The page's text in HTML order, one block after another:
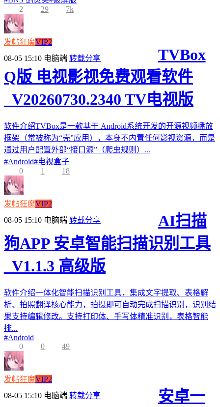
2
29 7k
发帖狂魔VIP2
08-05 15:10 电脑端 转载分享
TVBox
Q版 电视影视免费观看软件
_V20260730.2340 TV电视版
软件介绍TVBox是一款基于 Android系统开发的开源视频播放
框架（常被称为“壳”应用），本身不内置任何影视资源，而是
通过用户配置外部“接口源”（爬虫规则）...
#Android#电视盒子
0
1 18
发帖狂魔VIP2
08-05 15:10 电脑端 转载分享
AI扫描
狗APP 安卓智能扫描识别工具
_V1.1.3 高级版
软件介绍一体化智能扫描识别工具，集成文字提取、表格解
析、拍照翻译核心能力，拍摄即可自动完成扫描识别，识别结
果支持编辑修改。支持打印体、手写体精准识别，表格智能
排...
#Android
0
0 49
发帖狂魔VIP2
08-05 15:10 电脑端 转载分享
安卓一